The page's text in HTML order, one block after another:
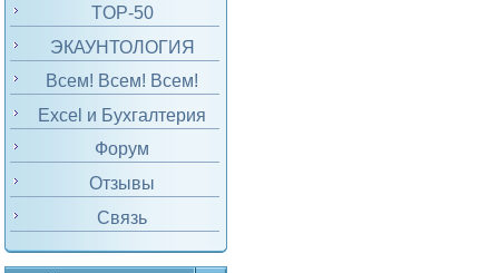
TOP-50
ЭКАУНТОЛОГИЯ
Всем! Всем! Всем!
Excel и Бухгалтерия
Форум
Отзывы
Связь